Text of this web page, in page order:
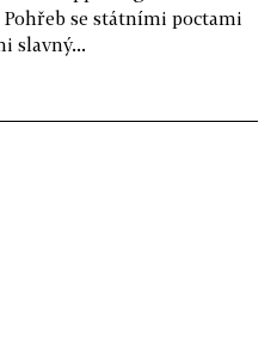
se státními poctami
slavný...